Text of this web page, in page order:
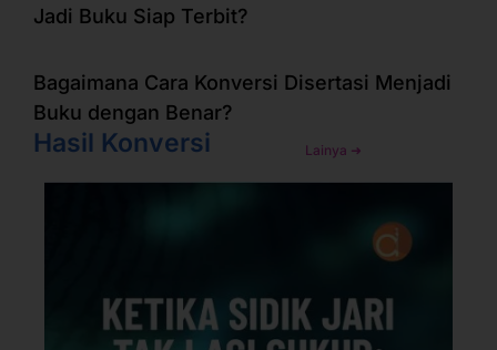
Jadi Buku Siap Terbit?
Bagaimana Cara Konversi Disertasi Menjadi
Buku dengan Benar?
Hasil Konversi Lainya ➜